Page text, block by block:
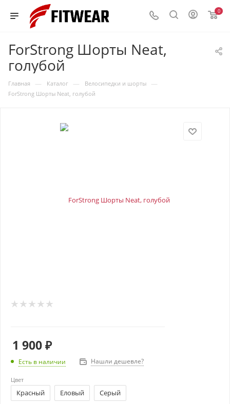
0
ForStrong Шорты Neat,
голубой
Главная — Каталог — Велосипедки и шорты —
ForStrong Шорты Neat, голубой
1 900₽
Есть в наличии Нашли дешевле?
Цвет
Красный Еловый Серый